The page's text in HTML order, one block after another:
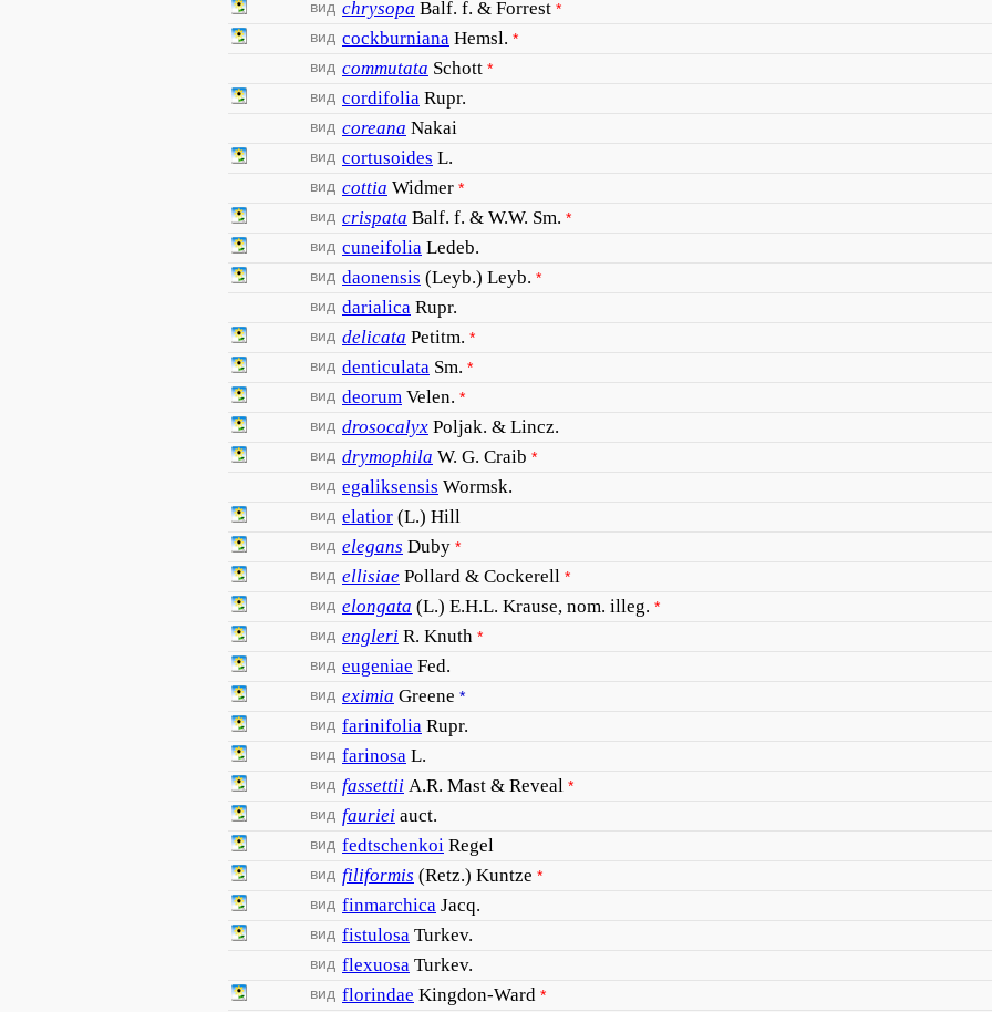
вид chrysopa Balf. f. & Forrest *
вид cockburniana Hemsl. *
вид commutata Schott *
вид cordifolia Rupr.
вид coreana Nakai
вид cortusoides L.
вид cottia Widmer *
вид crispata Balf. f. & W.W. Sm. *
вид cuneifolia Ledeb.
вид daonensis (Leyb.) Leyb. *
вид darialica Rupr.
вид delicata Petitm. *
вид denticulata Sm. *
вид deorum Velen. *
вид drosocalyx Poljak. & Lincz.
вид drymophila W. G. Craib *
вид egaliksensis Wormsk.
вид elatior (L.) Hill
вид elegans Duby *
вид ellisiae Pollard & Cockerell *
вид elongata (L.) E.H.L. Krause, nom. illeg. *
вид engleri R. Knuth *
вид eugeniae Fed.
вид eximia Greene *
вид farinifolia Rupr.
вид farinosa L.
вид fassettii A.R. Mast & Reveal *
вид fauriei auct.
вид fedtschenkoi Regel
вид filiformis (Retz.) Kuntze *
вид finmarchica Jacq.
вид fistulosa Turkev.
вид flexuosa Turkev.
вид florindae Kingdon-Ward *